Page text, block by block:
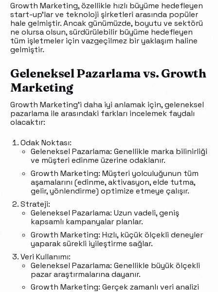
Growth Marketing, özellikle hızlı büyüme hedefleyen
start-up’lar ve teknoloji şirketleri arasında popüler
hale gelmiştir. Ancak günümüzde, boyutu ve sektörü
ne olursa olsun, sürdürülebilir büyüme hedefleyen
tüm işletmeler için vazgeçilmez bir yaklaşım haline
gelmiştir.
Geleneksel Pazarlama vs. Growth
Marketing
Growth Marketing’i daha iyi anlamak için, geleneksel
pazarlama ile arasındaki farkları incelemek faydalı
olacaktır:
Odak Noktası:
Geleneksel Pazarlama: Genellikle marka bilinirliği
ve müşteri edinme üzerine odaklanır.
Growth Marketing: Müşteri yolculuğunun tüm
aşamalarını (edinme, aktivasyon, elde tutma,
gelir, yönlendirme) optimize etmeye çalışır.
Strateji:
Geleneksel Pazarlama: Uzun vadeli, geniş
kapsamlı kampanyalar planlar.
Growth Marketing: Hızlı, küçük ölçekli deneyler
yaparak sürekli iyileştirme sağlar.
Veri Kullanımı:
Geleneksel Pazarlama: Genellikle büyük ölçekli
pazar araştırmalarına dayanır.
Growth Marketing: Gerçek zamanlı veri analizi